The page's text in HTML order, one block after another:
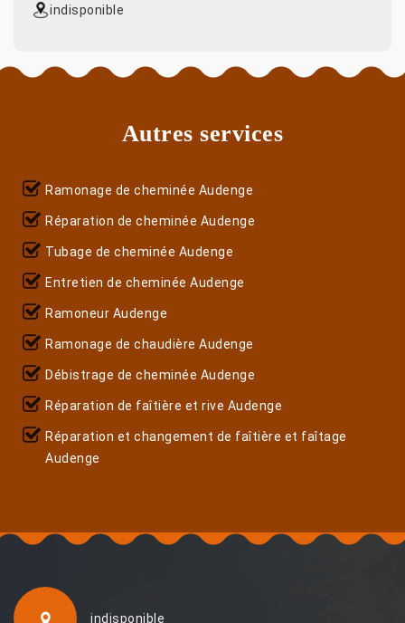
indisponible
Autres services
Ramonage de cheminée Audenge
Réparation de cheminée Audenge
Tubage de cheminée Audenge
Entretien de cheminée Audenge
Ramoneur Audenge
Ramonage de chaudière Audenge
Débistrage de cheminée Audenge
Réparation de faîtière et rive Audenge
Réparation et changement de faîtière et faîtage
Audenge
indisponible